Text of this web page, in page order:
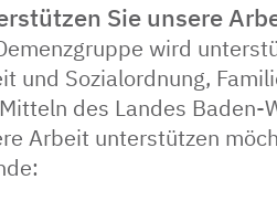
Sie unsere
wird
und Sozialordnung,
des Landes Baden-
Arbeit unterstützen